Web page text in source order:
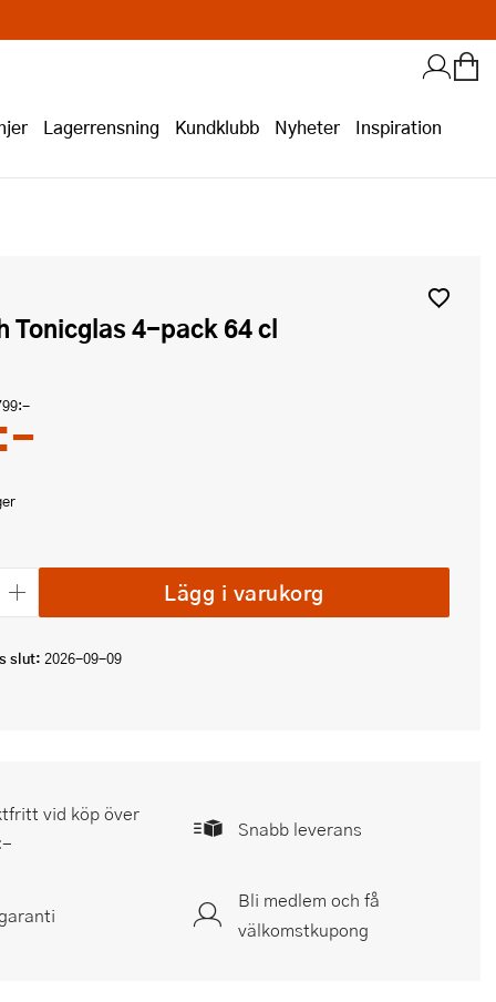
Lagerrensning Kundklubb Nyheter Inspiration
Tonicglas 4-pack 64 cl
Lägg i varukorg
slut: 2026-09-09
vid köp över
Snabb leverans
Bli medlem och få
välkomstkupong